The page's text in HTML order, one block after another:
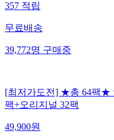
357적립
무료배송
39,772명구매중
[최저가도전] ★총 64팩★
팩+오리지널 32팩
49,900원